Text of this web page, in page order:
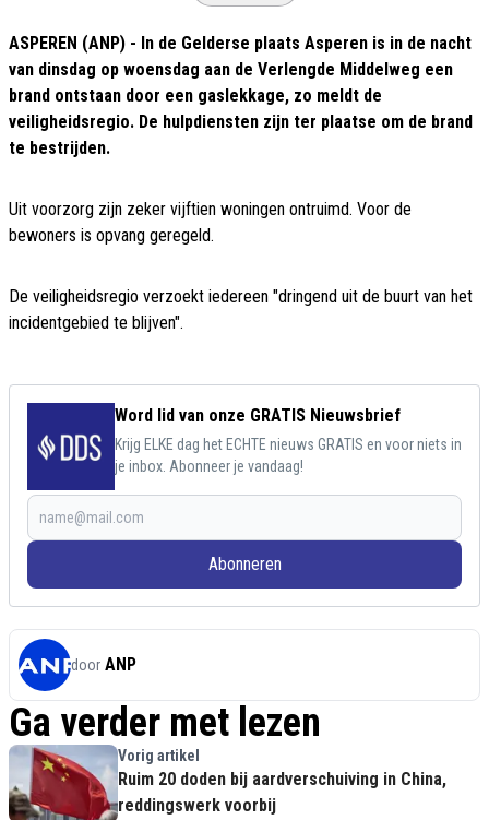
ASPEREN (ANP) - In de Gelderse plaats Asperen is in de nacht
van dinsdag op woensdag aan de Verlengde Middelweg een
brand ontstaan door een gaslekkage, zo meldt de
veiligheidsregio. De hulpdiensten zijn ter plaatse om de brand
te bestrijden.
Uit voorzorg zijn zeker vijftien woningen ontruimd. Voor de
bewoners is opvang geregeld.
De veiligheidsregio verzoekt iedereen "dringend uit de buurt van het
incidentgebied te blijven".
Word lid van onze GRATIS Nieuwsbrief
Krijg ELKE dag het ECHTE nieuws GRATIS en voor niets in
je inbox. Abonneer je vandaag!
Abonneren
door ANP
Ga verder met lezen
Vorig artikel
Ruim 20 doden bij aardverschuiving in China,
reddingswerk voorbij